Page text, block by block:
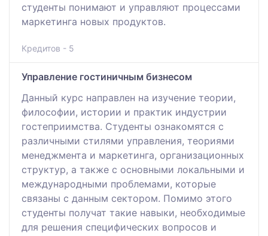
студенты понимают и управляют процессами
маркетинга новых продуктов.
Кредитов - 5
Управление гостиничным бизнесом
Данный курс направлен на изучение теории,
философии, истории и практик индустрии
гостеприимства. Cтуденты ознакомятся с
различными стилями управления, теориями
менеджмента и маркетинга, организационных
структур, а также с основными локальными и
международными проблемами, которые
связаны с данным сектором. Помимо этого
студенты получат такие навыки, необходимые
для решения специфических вопросов и